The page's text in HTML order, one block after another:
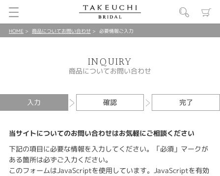
HOME 商品についてお問い合わせ 必要情報ご入力
INQUIRY
商品についてお問い合わせ
入力 確認 完了
当サイトについてのお問い合わせはお気軽にご相談ください
下記の項目に必要な情報を入力してください。「必須」マークが
ある箇所は必ずご入力ください。
このフォームはJavaScriptを使用しています。JavaScriptを有効